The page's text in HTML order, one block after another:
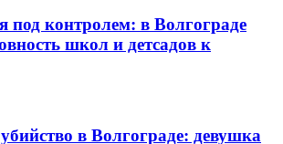
под контролем: в Волгограде
школ и детсадов к
в Волгограде: девушка